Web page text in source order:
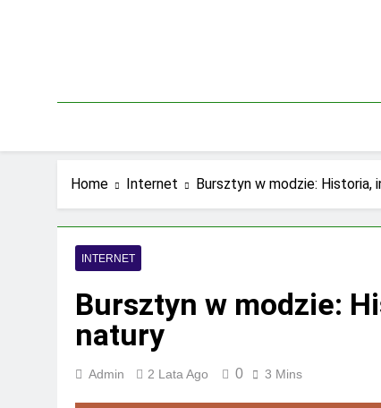
Home Internet Bursztyn w modzie: Historia,
INTERNET
Bursztyn w modzie:
natury
Admin 2 Lata Ago 0 3 Mins